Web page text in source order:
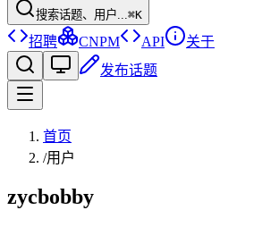
搜索话题、用户...⌘K
招聘 CNPM API
关于
发布话题
首页
/用户
zycbobby